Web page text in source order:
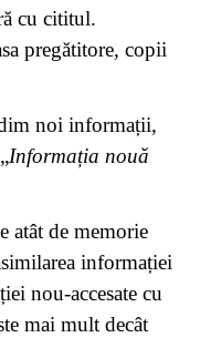
cu cititul.
pregătitore, copii
noi informații,
Informația nouă
atât de memorie
informației
nou-accesate cu
mai mult decât